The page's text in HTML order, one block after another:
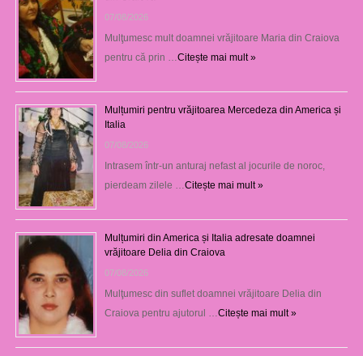
07/08/2026
Mulţumesc mult doamnei vrăjitoare Maria din Craiova
pentru că prin … Citește mai mult »
Mulțumiri pentru vrăjitoarea Mercedeza din America și
Italia
07/08/2026
Intrasem într-un anturaj nefast al jocurile de noroc,
pierdeam zilele … Citește mai mult »
Mulțumiri din America și Italia adresate doamnei
vrăjitoare Delia din Craiova
07/08/2026
Mulţumesc din suflet doamnei vrăjitoare Delia din
Craiova pentru ajutorul … Citește mai mult »